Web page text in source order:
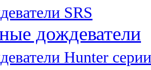
SRS
дождеватели
Hunter